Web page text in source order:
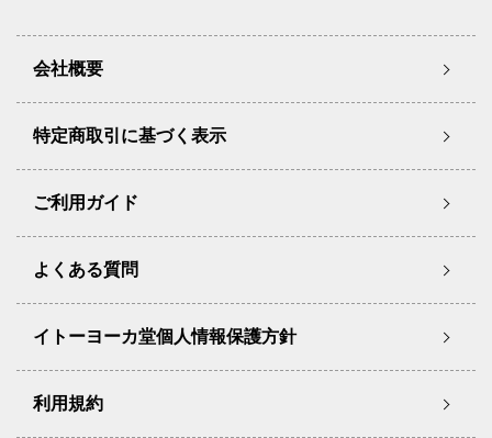
会社概要
特定商取引に基づく表示
ご利用ガイド
よくある質問
イトーヨーカ堂個人情報保護方針
利用規約